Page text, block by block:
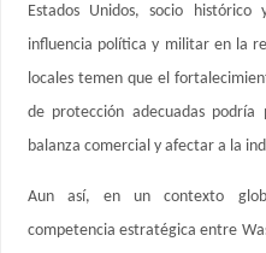
Estados Unidos, socio
influencia política y militar en la
locales temen que el
de protección adecuadas podría
balanza comercial y afectar a la
Aun así, en un contexto
competencia estratégica entre